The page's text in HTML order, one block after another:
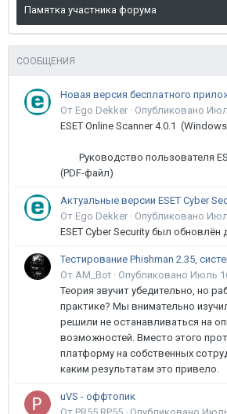
Памятка участника форума
СООБЩЕНИЯ
От Ego Dekker · Опубликовано
ESET Online Scanner 4.0.1
Руководство пользователя
(PDF-файл)
Актуальные версии ESET Cyber
От Ego Dekker · Опубликовано
ESET Cyber Security был обновлён
От AM_Bot · Опубликовано Июль
Теория звучит убедительно, но
практике? Мы внимательно
решили не останавливаться на
возможностей. Вместо этого
платформу на собственных
каким результатам это
uVS - оффтопик